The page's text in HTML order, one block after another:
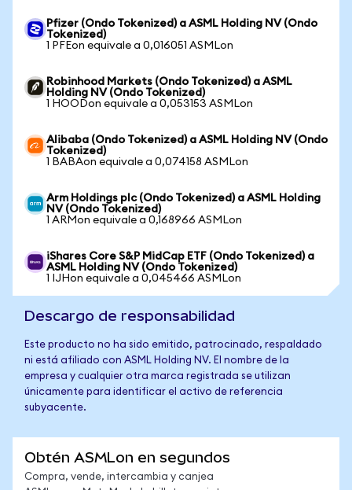
Pfizer (Ondo Tokenized) a ASML Holding NV (Ondo
Tokenized)
1 PFEon equivale a 0,016051 ASMLon
Robinhood Markets (Ondo Tokenized) a ASML
Holding NV (Ondo Tokenized)
1 HOODon equivale a 0,053153 ASMLon
Alibaba (Ondo Tokenized) a ASML Holding NV (Ondo
Tokenized)
1 BABAon equivale a 0,074158 ASMLon
Arm Holdings plc (Ondo Tokenized) a ASML Holding
NV (Ondo Tokenized)
1 ARMon equivale a 0,168966 ASMLon
iShares Core S&P MidCap ETF (Ondo Tokenized) a
ASML Holding NV (Ondo Tokenized)
1 IJHon equivale a 0,045466 ASMLon
Descargo de responsabilidad
Este producto no ha sido emitido, patrocinado, respaldado
ni está afiliado con ASML Holding NV. El nombre de la
empresa y cualquier otra marca registrada se utilizan
únicamente para identificar el activo de referencia
subyacente.
Obtén ASMLon en segundos
Compra, vende, intercambia y canjea